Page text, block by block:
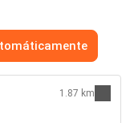
1.87 km